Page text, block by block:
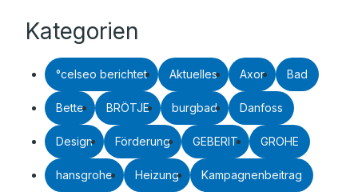
Kategorien
°celseo berichtet Aktuelles Axor Bad
Bette BRÖTJE burgbad Danfoss
Design Förderung GEBERIT GROHE
hansgrohe Heizung Kampagnenbeitrag